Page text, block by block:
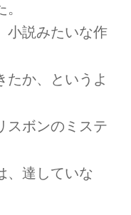
小説みたいな作
たか、というよ
スボンのミステ
、達していな